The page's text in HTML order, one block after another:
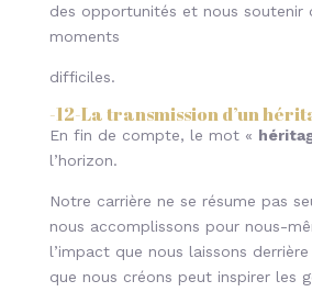
des opportunités et nous soutenir
moments
difficiles.
-12-La transmission d’un
En fin de compte, le mot «
l’horizon.
Notre carrière ne se résume pas
nous accomplissons pour nous-
l’impact que nous laissons derrière
que nous créons peut inspirer les